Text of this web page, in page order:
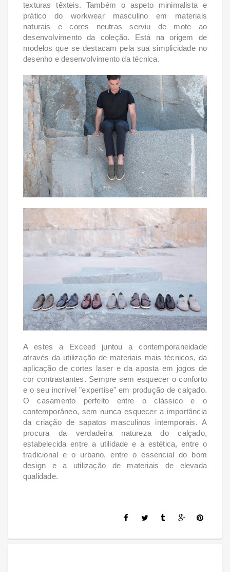
texturas têxteis. Também o aspeto minimalista e
prático do workwear masculino em materiais
naturais e cores neutras serviu de mote ao
desenvolvimento da coleção. Está na origem de
modelos que se destacam pela sua simplicidade no
desenho e desenvolvimento da técnica.
A estes a Exceed juntou a contemporaneidade
através da utilização de materiais mais técnicos, da
aplicação de cortes laser e da aposta em jogos de
cor contrastantes. Sempre sem esquecer o conforto
e o seu incrível "expertise" em produção de calçado.
O casamento perfeito entre o clássico e o
contemporâneo, sem nunca esquecer a importância
da criação de sapatos masculinos intemporais. A
procura da verdadeira natureza do calçado,
estabelecida entre a utilidade e a estética, entre o
tradicional e o urbano, entre o essencial do bom
design e a utilização de materiais de elevada
qualidade.